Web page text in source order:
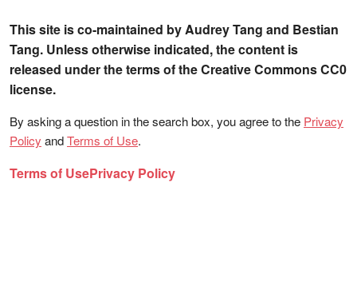
This site is co-maintained by Audrey Tang and Bestian
Tang. Unless otherwise indicated, the content is
released under the terms of the Creative Commons CC0
license.
By asking a question in the search box, you agree to the Privacy
Policy andTerms of Use.
Terms of UsePrivacy Policy